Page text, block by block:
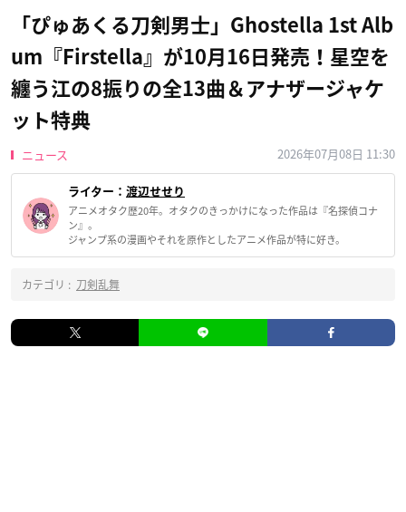
「ぴゅあくる刀剣男士」Ghostella 1st Alb
um『Firstella』が10月16日発売！星空を
纏う江の8振りの全13曲＆アナザージャケ
ット特典
ニュース 2026年07月08日 11:30
ライター： 渡辺せせり
アニメオタク歴20年。オタクのきっかけになった作品は『名探偵コナ
ン』。
ジャンプ系の漫画やそれを原作としたアニメ作品が特に好き。
カテゴリ : 刀剣乱舞